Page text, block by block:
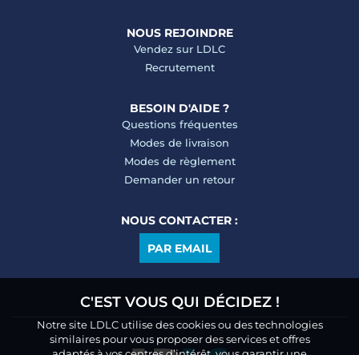
NOUS REJOINDRE
Vendez sur LDLC
Recrutement
BESOIN D'AIDE ?
Questions fréquentes
Modes de livraison
Modes de règlement
Demander un retour
NOUS CONTACTER :
PAR EMAIL
C'EST VOUS QUI DÉCIDEZ !
Notre site LDLC utilise des cookies ou des technologies
similaires pour vous proposer des services et offres